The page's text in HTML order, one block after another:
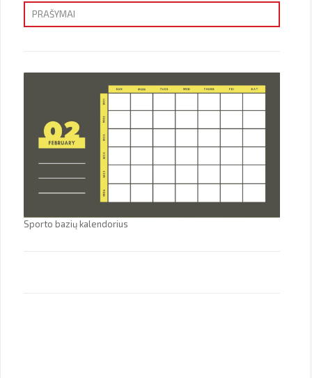
PRAŠYMAI
Sporto bazių kalendorius